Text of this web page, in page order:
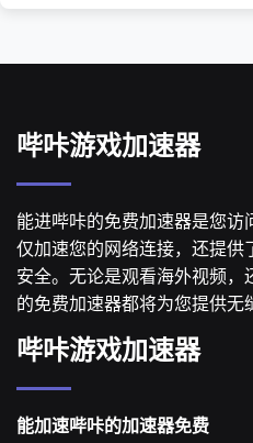
哔咔游戏加速器
能进哔咔的免费加速器是您
仅加速您的网络连接，还提
安全。无论是观看海外视频
的免费加速器都将为您提供无
哔咔游戏加速器
能加速哔咔的加速器免费